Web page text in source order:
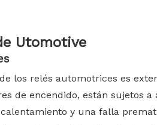
Utomotive
los relés automotrices es
de encendido, están sujetos
y una falla